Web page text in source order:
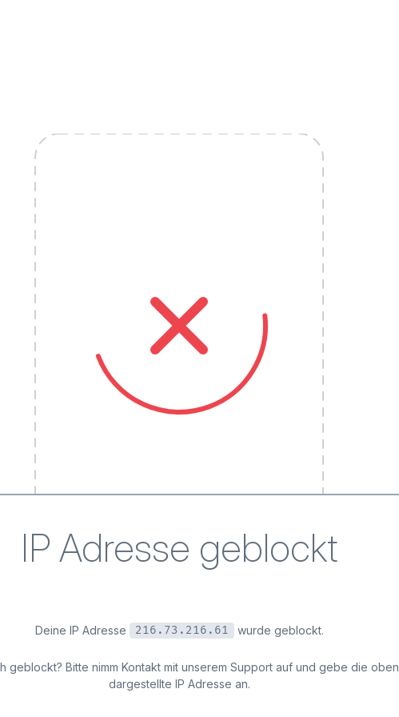
IP Adresse geblockt
Deine IP Adresse 216.73.216.61 wurde geblockt.
geblockt? Bitte nimm Kontakt mit unserem Support auf und gebe die oben
dargestellte IP Adresse an.